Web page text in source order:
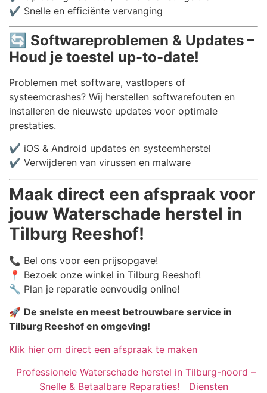
✔️ Snelle en efficiënte vervanging
🔄 Softwareproblemen & Updates –
Houd je toestel up-to-date!
Problemen met software, vastlopers of
systeemcrashes? Wij herstellen softwarefouten en
installeren de nieuwste updates voor optimale
prestaties.
✔️ iOS & Android updates en systeemherstel
✔️ Verwijderen van virussen en malware
Maak direct een afspraak voor
jouw Waterschade herstel in
Tilburg Reeshof!
📞 Bel ons voor een prijsopgave!
📍 Bezoek onze winkel in Tilburg Reeshof!
🔧 Plan je reparatie eenvoudig online!
🚀 De snelste en meest betrouwbare service in
Tilburg Reeshof en omgeving!
Klik hier om direct een afspraak te maken
Professionele Waterschade herstel in Tilburg-noord –
Snelle & Betaalbare Reparaties!
Diensten